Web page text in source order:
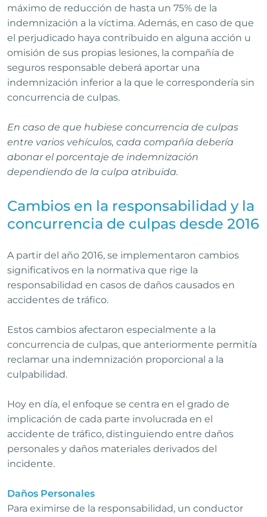
máximo de reducción de hasta un 75% de la
indemnización a la víctima. Además, en caso de que
el perjudicado haya contribuido en alguna acción u
omisión de sus propias lesiones, la compañía de
seguros responsable deberá aportar una
indemnización inferior a la que le correspondería sin
concurrencia de culpas.
En caso de que hubiese concurrencia de culpas
entre varios vehículos, cada compañía debería
abonar el porcentaje de indemnización
dependiendo de la culpa atribuida.
Cambios en la responsabilidad y la
concurrencia de culpas desde 2016
A partir del año 2016, se implementaron cambios
significativos en la normativa que rige la
responsabilidad en casos de daños causados en
accidentes de tráfico.
Estos cambios afectaron especialmente a la
concurrencia de culpas, que anteriormente permitía
reclamar una indemnización proporcional a la
culpabilidad.
Hoy en día, el enfoque se centra en el grado de
implicación de cada parte involucrada en el
accidente de tráfico, distinguiendo entre daños
personales y daños materiales derivados del
incidente.
Daños Personales
Para eximirse de la responsabilidad, un conductor